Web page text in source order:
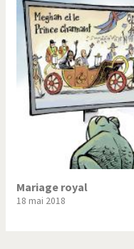
Trump II
Vous avez dit "Islam"?
Mariage royal
18 mai 2018